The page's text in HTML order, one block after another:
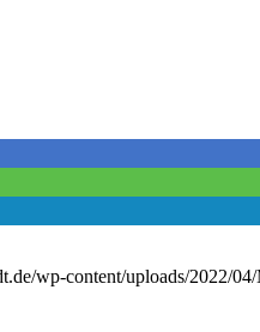
wp-content/uploads/2022/